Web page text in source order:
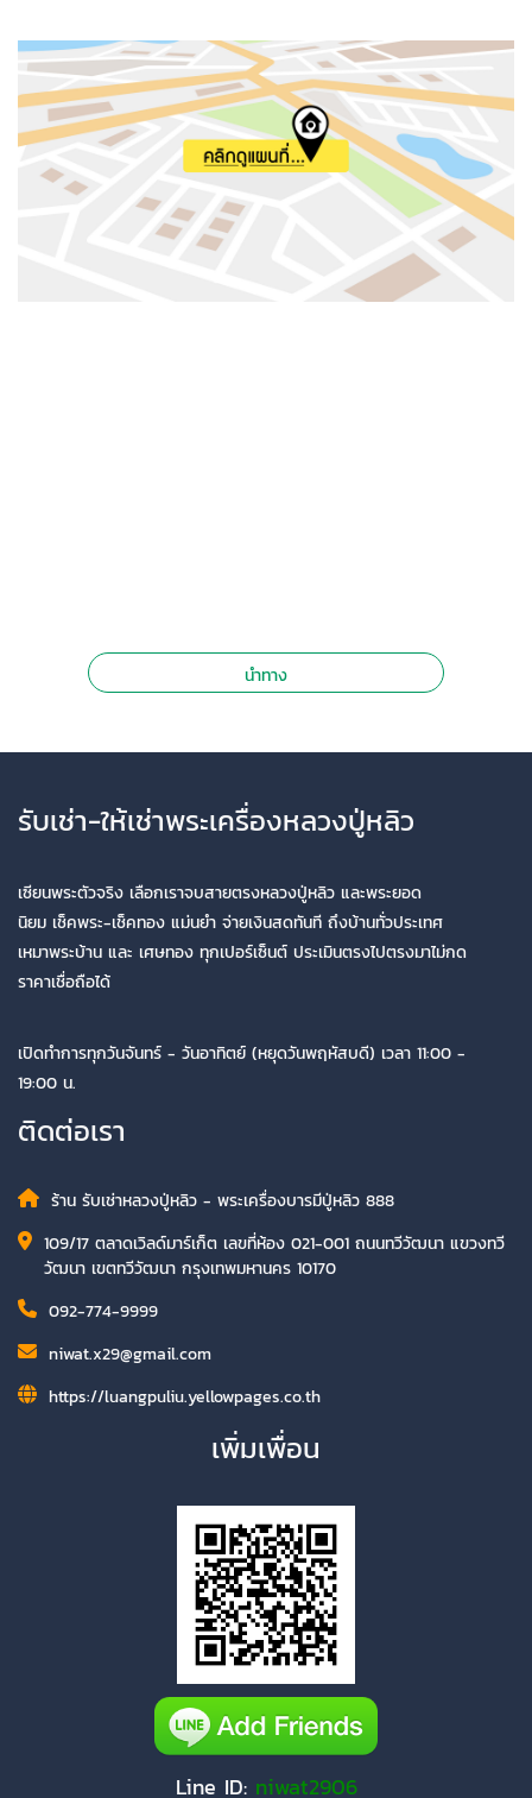
นำทาง
รับเช่า-ให้เช่าพระเครื่องหลวงปู่หลิว
เซียนพระตัวจริง เลือกเราจบสายตรงหลวงปู่หลิว และพระยอด
นิยม เช็คพระ-เช็คทอง แม่นยำ จ่ายเงินสดทันที ถึงบ้านทั่วประเทศ
เหมาพระบ้าน และ เศษทอง ทุกเปอร์เซ็นต์ ประเมินตรงไปตรงมาไม่กด
ราคาเชื่อถือได้
เปิดทำการทุกวันจันทร์ - วันอาทิตย์ (หยุดวันพฤหัสบดี) เวลา 11:00 -
19:00 น.
ติดต่อเรา
ร้าน รับเช่าหลวงปู่หลิว - พระเครื่องบารมีปู่หลิว 888
109/17 ตลาดเวิลด์มาร์เก็ต เลขที่ห้อง 021-001 ถนนทวีวัฒนา แขวงทวี
วัฒนา เขตทวีวัฒนา กรุงเทพมหานคร 10170
092-774-9999
niwat.x29@gmail.com
https://luangpuliu.yellowpages.co.th
เพิ่มเพื่อน
Line ID: niwat2906